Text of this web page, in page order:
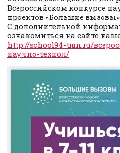
Всероссийском конкурсе
проектов «Большие вызовы»
С дополнительной
ознакомиться на сайте
http://school94-tmn.ru/
научно-технол/